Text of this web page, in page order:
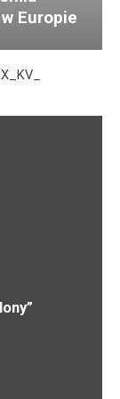
Europie